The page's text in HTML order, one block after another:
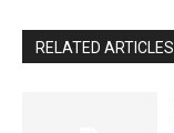
RELATED ARTICLES